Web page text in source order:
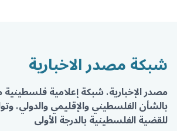
شبكة مصدر الاخبارية
مصدر الإخبارية، شبكة إعلامية
بالشأن الفلسطيني والإقليمي والدولي،
للقضية الفلسطينية بالدرجة الأولى